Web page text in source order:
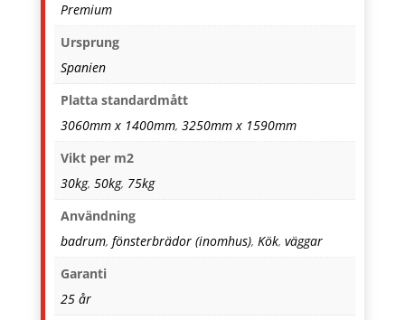
Premium
Ursprung
Spanien
Platta standardmått
3060mm x 1400mm, 3250mm x 1590mm
Vikt per m2
30kg, 50kg, 75kg
Användning
badrum, fönsterbrädor (inomhus), Kök, väggar
Garanti
25 år